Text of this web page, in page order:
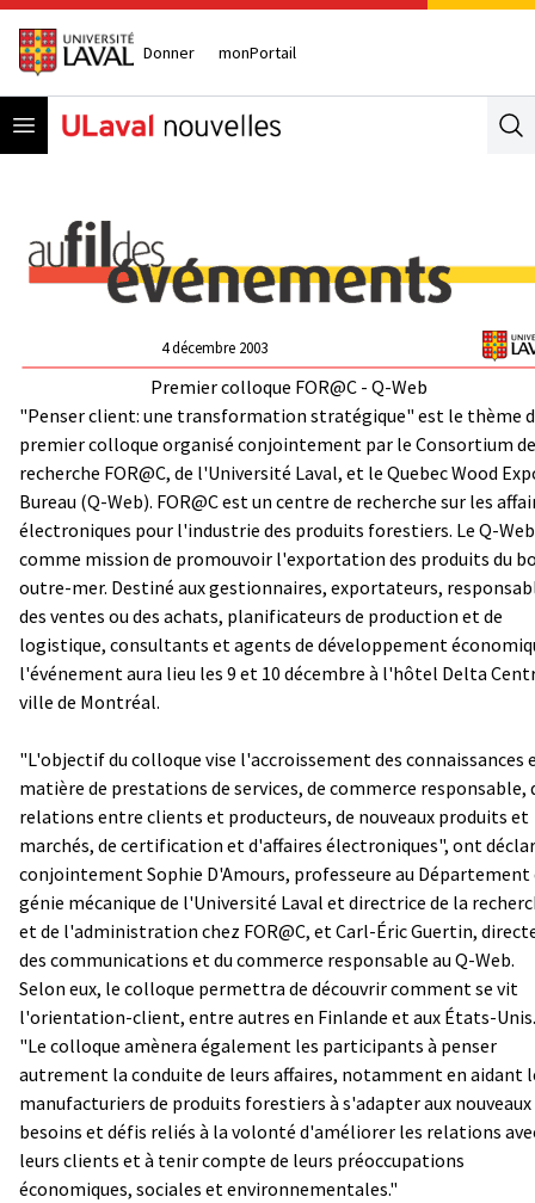
Donner monPortail
Open menu
4 décembre 2003
Premier colloque FOR@C - Q-Web
"Penser client: une transformation stratégique" est le thème
premier colloque organisé conjointement par le Consortium de
recherche FOR@C, de l'Université Laval, et le Quebec Wood
Bureau (Q-Web). FOR@C est un centre de recherche sur les
électroniques pour l'industrie des produits forestiers. Le Q-
comme mission de promouvoir l'exportation des produits du
outre-mer. Destiné aux gestionnaires, exportateurs,
des ventes ou des achats, planificateurs de production et de
logistique, consultants et agents de développement
l'événement aura lieu les 9 et 10 décembre à l'hôtel Delta
ville de Montréal.
"L'objectif du colloque vise l'accroissement des connaissances
matière de prestations de services, de commerce responsable,
relations entre clients et producteurs, de nouveaux produits et
marchés, de certification et d'affaires électroniques", ont
conjointement Sophie D'Amours, professeure au Département
génie mécanique de l'Université Laval et directrice de la
et de l'administration chez FOR@C, et Carl-Éric Guertin,
des communications et du commerce responsable au Q-Web.
Selon eux, le colloque permettra de découvrir comment se vit
l'orientation-client, entre autres en Finlande et aux États-Unis.
"Le colloque amènera également les participants à penser
autrement la conduite de leurs affaires, notamment en aidant
manufacturiers de produits forestiers à s'adapter aux nouveaux
besoins et défis reliés à la volonté d'améliorer les relations
leurs clients et à tenir compte de leurs préoccupations
économiques, sociales et environnementales."